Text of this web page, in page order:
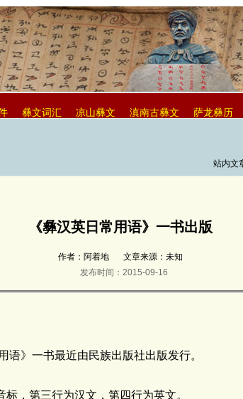
彝文词汇 凉山彝文 滇南古彝文 萨龙彝历
站内文
《彝汉英日常用语》一书出版
作者：阿着地
文章来源：未知
发布时间：2015-09-16
》一书最近由民族出版社出版发行。
，第三行为汉文，第四行为英文。